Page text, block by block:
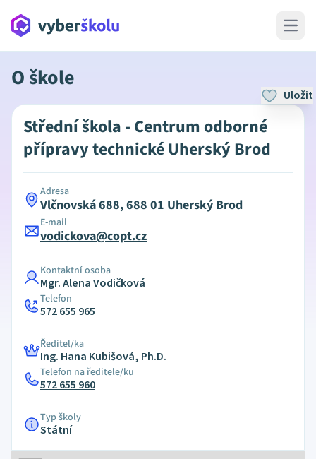
Open
O škole
Uložit
Střední škola - Centrum odborné
přípravy technické Uherský Brod
Adresa
Vlčnovská 688, 688 01 Uherský Brod
E-mail
vodickova@copt.cz
Kontaktní osoba
Mgr. Alena Vodičková
Telefon
572 655 965
Ředitel/ka
Ing. Hana Kubišová, Ph.D.
Telefon na ředitele/ku
572 655 960
Typ školy
Státní